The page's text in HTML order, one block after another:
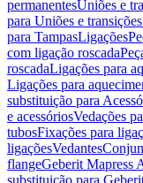
permanentesUniões e
para Uniões e
para TampasLigações
com ligação roscada
roscadaLigações para
Ligações para
substituição para
e acessóriosVedações
tubosFixações para
ligaçõesVedantes
flangeGeberit Mapress
substituição para